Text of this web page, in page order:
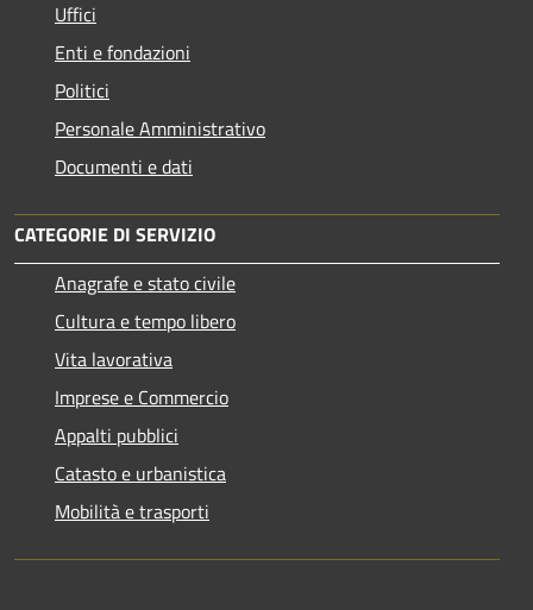
Uffici
Enti e fondazioni
Politici
Personale Amministrativo
Documenti e dati
CATEGORIE DI SERVIZIO
Anagrafe e stato civile
Cultura e tempo libero
Vita lavorativa
Imprese e Commercio
Appalti pubblici
Catasto e urbanistica
Mobilità e trasporti